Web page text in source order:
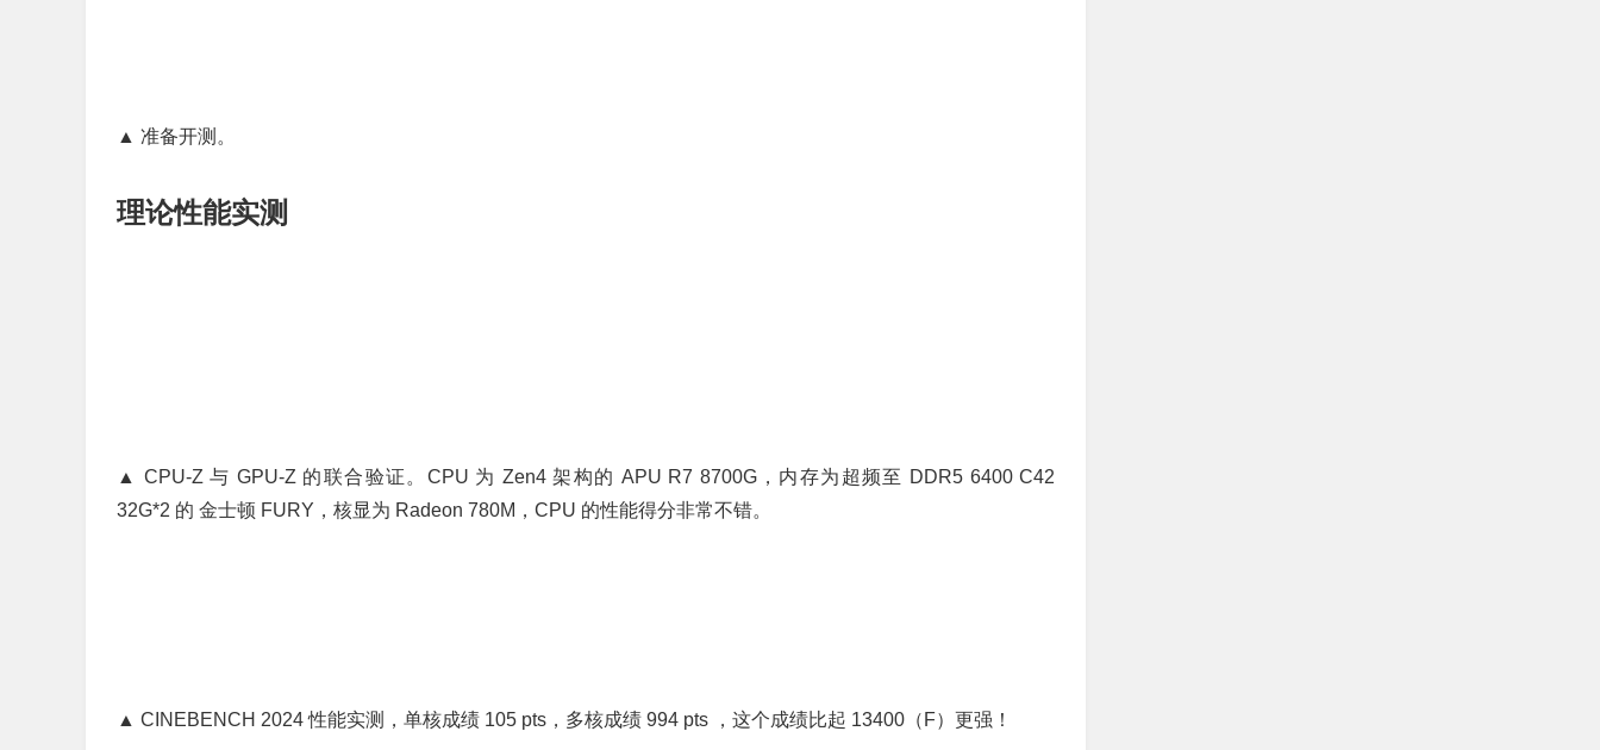
▲ 准备开测。
理论性能实测
▲ CPU-Z 与 GPU-Z 的联合验证。CPU 为 Zen4 架构的 APU R7 8700G，内存为超频至 DDR5 6400 C42
32G*2 的 金士顿 FURY，核显为 Radeon 780M，CPU 的性能得分非常不错。
▲ CINEBENCH 2024 性能实测，单核成绩 105 pts，多核成绩 994 pts ，这个成绩比起 13400（F）更强！